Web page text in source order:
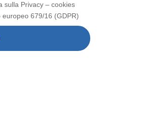
sulla Privacy – cookies
679/16 (GDPR)